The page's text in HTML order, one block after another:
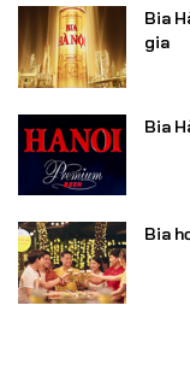
Bia
gia
Bia
Bia